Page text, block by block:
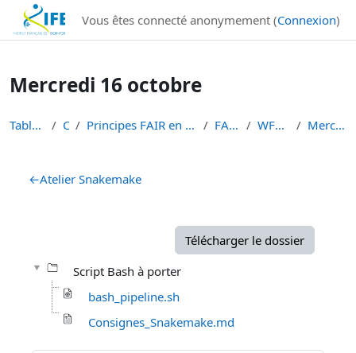
Institut Français de Bioinformatique - Les formations
Passer au contenu principalVous êtes connecté anonymement (Connexion)
Mercredi 16 octobre
Tableau de bord Cours Principes FAIR en bioinformatique et gestion des d... FAIR-BIOINFO WF4Bioinfo 2024 Mercredi 16 octobre
Résumé de section
←Atelier Snakemake
Télécharger le dossier
Script Bash à porter
bash_pipeline.sh
Consignes_Snakemake.md